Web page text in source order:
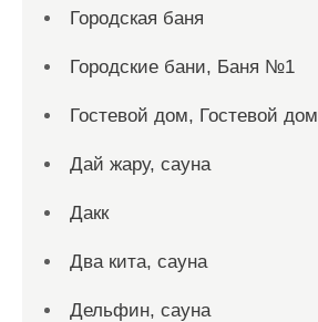
Городская баня
Городские бани, Баня №1
Гостевой дом, Гостевой дом
Дай жару, сауна
Дакк
Два кита, сауна
Дельфин, сауна